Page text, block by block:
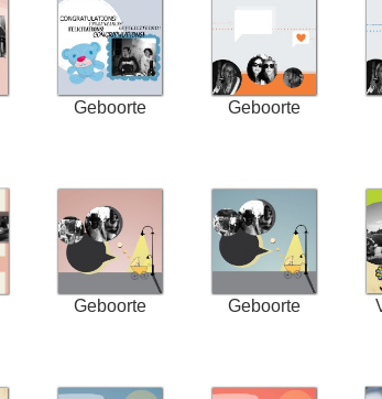
Geboorte Geboorte
Geboorte Geboorte